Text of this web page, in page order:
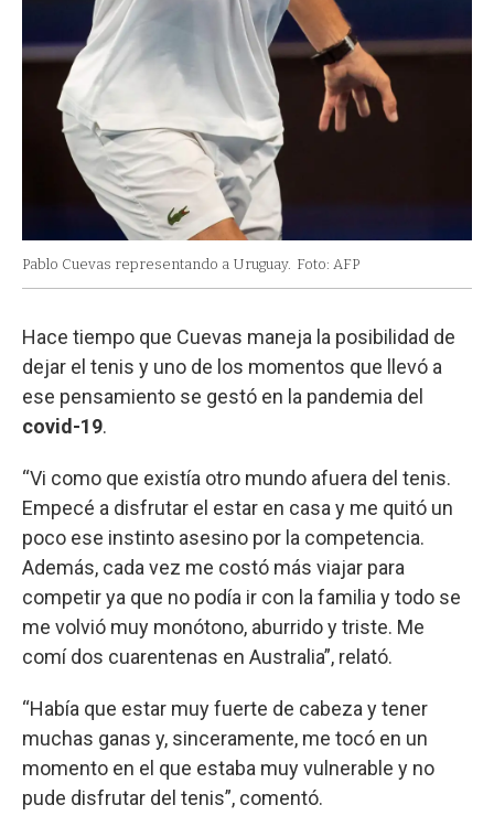
Pablo Cuevas representando a Uruguay. Foto: AFP
Hace tiempo que Cuevas maneja la posibilidad de
dejar el tenis y uno de los momentos que llevó a
ese pensamiento se gestó en la pandemia del
covid-19.
“Vi como que existía otro mundo afuera del tenis.
Empecé a disfrutar el estar en casa y me quitó un
poco ese instinto asesino por la competencia.
Además, cada vez me costó más viajar para
competir ya que no podía ir con la familia y todo se
me volvió muy monótono, aburrido y triste. Me
comí dos cuarentenas en Australia”, relató.
“Había que estar muy fuerte de cabeza y tener
muchas ganas y, sinceramente, me tocó en un
momento en el que estaba muy vulnerable y no
pude disfrutar del tenis”, comentó.